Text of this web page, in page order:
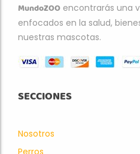
MundoZOO encontrarás una
enfocados en la salud,
nuestras mascotas.
SECCIONES
Nosotros
Perros